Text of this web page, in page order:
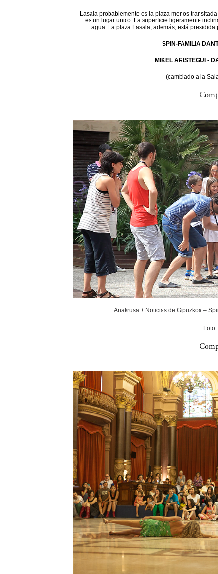
Lasala probablemente es la plaza menos
es un lugar único. La superficie ligeramente
agua. La plaza Lasala, además, está
SPIN-FAMILIA
MIKEL ARISTEGUI -
(cambiado a la
Anakrusa + Noticias de Gipuzkoa –